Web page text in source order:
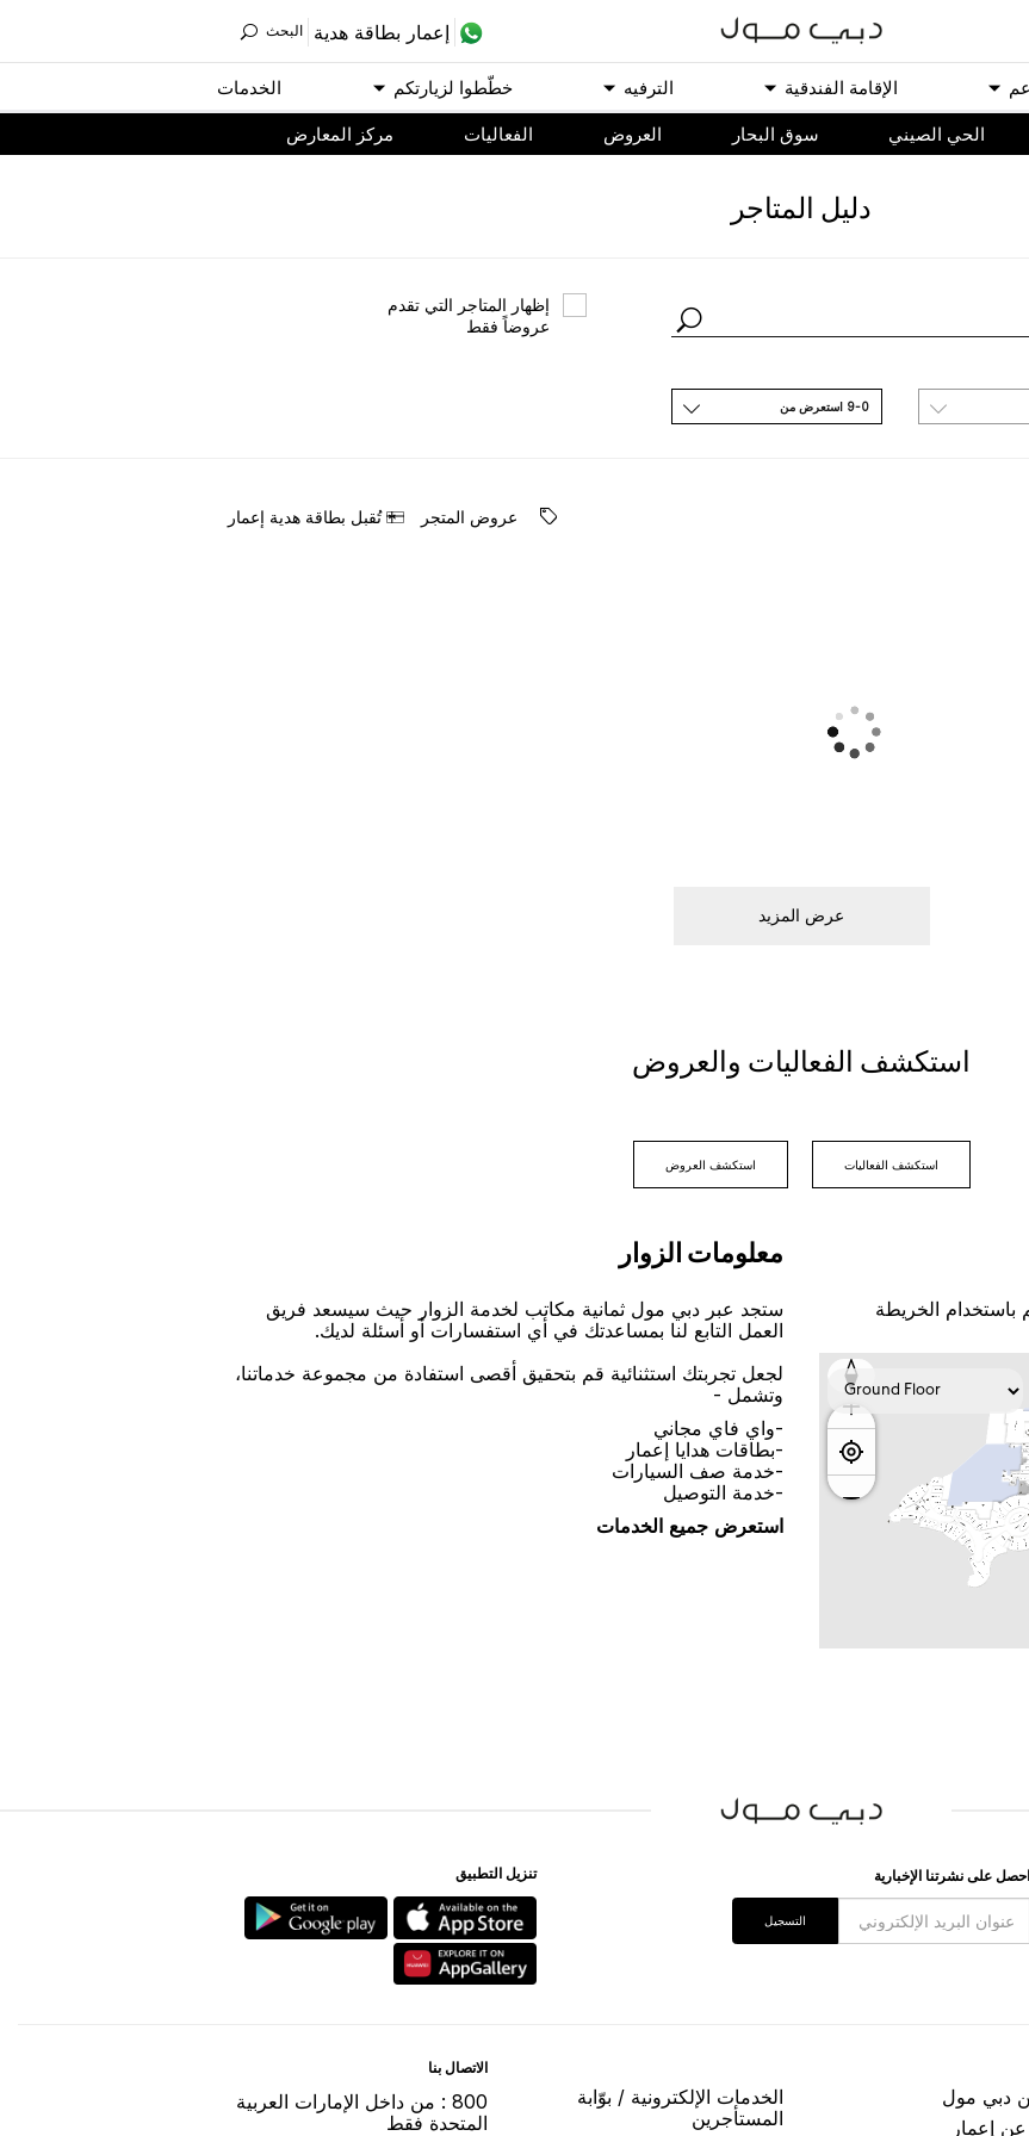
ﺇﻋﻤﺎﺭ ﺑﻄﺎﻗﺔ ﻫﺪﻳﺔ اﻟﺒﺤﺚ
اﻹﻗﺎﻣﺔ اﻟﻔﻨﺪﻗﻴﺔ اﻟﺘﺮﻓﻴﻪ ﺧﻄّﻄﻮا ﻟﺰﻳﺎﺭﺗﻜﻢ اﻟﺨﺪﻣﺎﺕ
الحي الصيني سوق البحار اﻟﻌﺮﻭﺽ اﻟﻔﻌﺎﻟﻴﺎﺕ مركز المعارض
ﺩﻟﻴﻞ اﻟﻤﺘﺎﺟﺮ
ﺇﻇﻬﺎﺭ اﻟﻤﺘﺎﺟﺮ اﻟﺘﻲ ﺗﻘﺪﻡ
ﻋﺮﻭﺿﺎً ﻓﻘﻂ
9-0 اﺳﺘﻌﺮﺽ ﻣﻦ
ﻋﺮﻭﺽ اﻟﻤﺘﺠﺮ ﺗُﻘﺒﻞ ﺑﻄﺎﻗﺔ ﻫﺪﻳﺔ ﺇﻋﻤﺎﺭ
ﻋﺮﺽ اﻟﻤﺰﻳﺪ
اﺳﺘﻜﺸﻒ اﻟﻔﻌﺎﻟﻴﺎﺕ ﻭاﻟﻌﺮﻭﺽ
اﺳﺘﻜﺸﻒ اﻟﻔﻌﺎﻟﻴﺎﺕ اﺳﺘﻜﺸﻒ اﻟﻌﺮﻭﺽ
اﻟﺨﺮﻳﻄﺔ
ﻣﻌﻠﻮﻣﺎﺕ اﻟﺰﻭاﺭ
ﺳﺘﺠﺪ ﻋﺒﺮ ﺩﺑﻲ ﻣﻮﻝ ﺛﻤﺎﻧﻴﺔ ﻣﻜﺎﺗﺐ ﻟﺨﺪﻣﺔ اﻟﺰﻭاﺭ ﺣﻴﺚ ﺳﻴﺴﻌﺪ ﻓﺮﻳﻖ
اﻟﻌﻤﻞ اﻟﺘﺎﺑﻊ ﻟﻨﺎ ﺑﻤﺴﺎﻋﺪﺗﻚ ﻓﻲ ﺃﻱ اﺳﺘﻔﺴﺎﺭاﺕ ﺃﻭ ﺃﺳﺌﻠﺔ ﻟﺪﻳﻚ.
ﻟﺠﻌﻞ ﺗﺠﺮﺑﺘﻚ اﺳﺘﺜﻨﺎﺋﻴﺔ ﻗﻢ ﺑﺘﺤﻘﻴﻖ ﺃﻗﺼﻰ اﺳﺘﻔﺎﺩﺓ ﻣﻦ ﻣﺠﻤﻮﻋﺔ ﺧﺪﻣﺎﺗﻨﺎ،
ﻭﺗﺸﻤﻞ -
-ﻭاﻱ ﻓﺎﻱ ﻣﺠﺎﻧﻲ
-ﺑﻄﺎﻗﺎﺕ ﻫﺪاﻳﺎ ﺇﻋﻤﺎﺭ
-ﺧﺪﻣﺔ ﺻﻒ اﻟﺴﻴﺎﺭاﺕ
-ﺧﺪﻣﺔ اﻟﺘﻮﺻﻴﻞ
اﺳﺘﻌﺮﺽ ﺟﻤﻴﻊ اﻟﺨﺪﻣﺎﺕ
اﺣﺼﻞ ﻋﻠﻰ ﻧﺸﺮﺗﻨﺎ اﻹﺧﺒﺎﺭﻳﺔ
اﻟﺘﺴﺠﻴﻞ
ﺗﻨﺰﻳﻞ اﻟﺘﻄﺒﻴﻖ
ﺩﺑﻲ ﻣﻮﻝ
عن إعمار
اﻟﺨﺪﻣﺎﺕ اﻹﻟﻜﺘﺮﻭﻧﻴﺔ / ﺑﻮّاﺑﺔ
اﻟﻤﺴﺘﺄﺟﺮﻳﻦ
اﻻﺗﺼﺎﻝ ﺑﻨﺎ
800 : ﻣﻦ ﺩاﺧﻞ اﻹﻣﺎﺭاﺕ اﻟﻌﺮﺑﻴﺔ
اﻟﻤﺘﺤﺪﺓ ﻓﻘﻂ